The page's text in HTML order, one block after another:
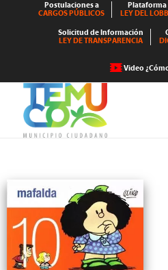
Postulaciones a
CARGOS PÚBLICOS
Plataforma
LEY DEL
Solicitud de Información
LEY DE TRANSPARENCIA
Video